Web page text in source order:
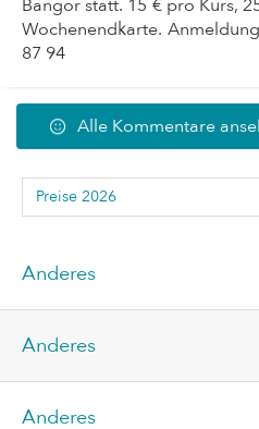
Bangor statt. 15 € pro Kurs,
Wochenendkarte.
87 94
Alle Kommentare
Anderes
Anderes
Anderes